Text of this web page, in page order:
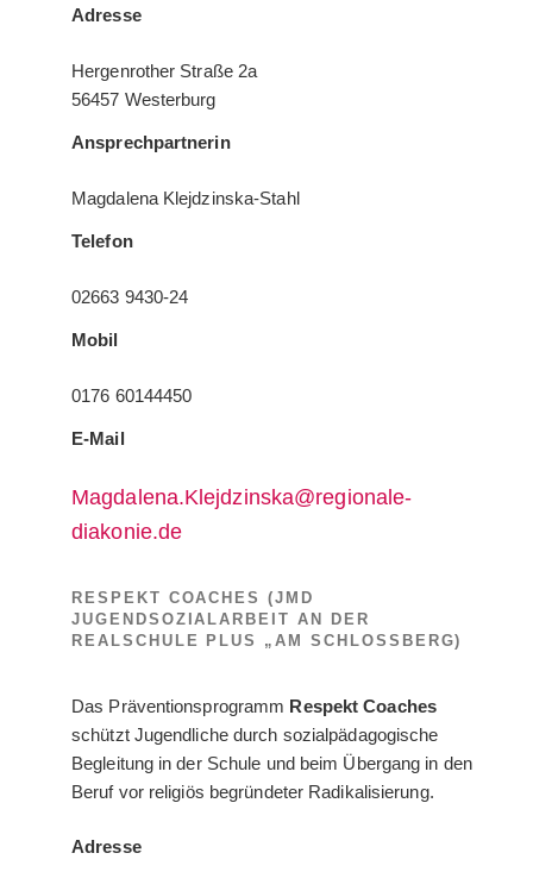
Adresse
Hergenrother Straße 2a
56457 Westerburg
Ansprechpartnerin
Magdalena Klejdzinska-Stahl
Telefon
02663 9430-24
Mobil
0176 60144450
E-Mail
Magdalena.Klejdzinska@regionale-
diakonie.de
RESPEKT COACHES (JMD
JUGENDSOZIALARBEIT AN DER
REALSCHULE PLUS „AM SCHLOSSBERG)
Das Präventionsprogramm Respekt Coaches
schützt Jugendliche durch sozialpädagogische
Begleitung in der Schule und beim Übergang in den
Beruf vor religiös begründeter Radikalisierung.
Adresse